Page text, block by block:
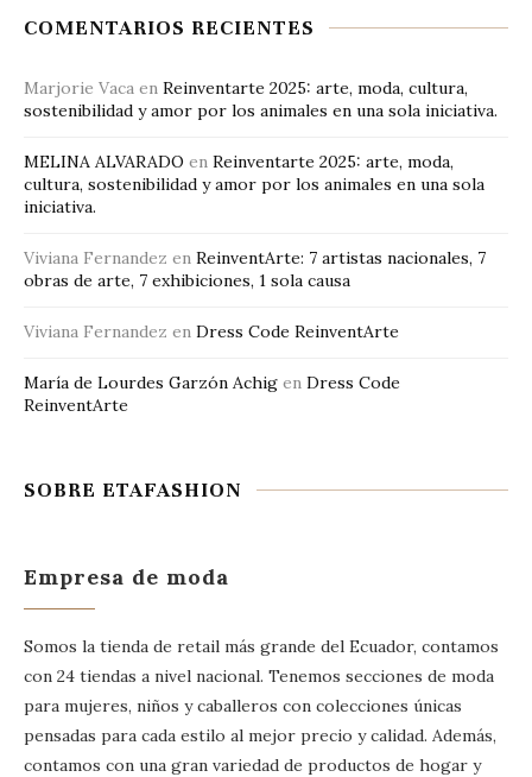
COMENTARIOS RECIENTES
Marjorie Vaca en Reinventarte 2025: arte, moda, cultura,
sostenibilidad y amor por los animales en una sola iniciativa.
MELINA ALVARADO en Reinventarte 2025: arte, moda,
cultura, sostenibilidad y amor por los animales en una sola
iniciativa.
Viviana Fernandez en ReinventArte: 7 artistas nacionales, 7
obras de arte, 7 exhibiciones, 1 sola causa
Viviana Fernandez en Dress Code ReinventArte
María de Lourdes Garzón Achig en Dress Code
ReinventArte
SOBRE ETAFASHION
Empresa de moda
Somos la tienda de retail más grande del Ecuador, contamos
con 24 tiendas a nivel nacional. Tenemos secciones de moda
para mujeres, niños y caballeros con colecciones únicas
pensadas para cada estilo al mejor precio y calidad. Además,
contamos con una gran variedad de productos de hogar y